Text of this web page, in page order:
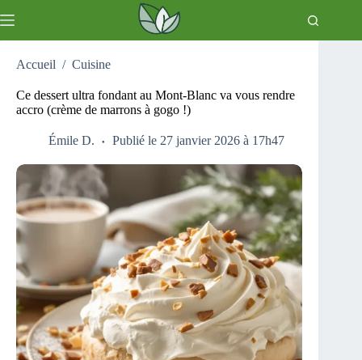
au
Accueil / Cuisine
Ce dessert ultra fondant au Mont-Blanc va vous rendre
accro (crème de marrons à gogo !)
Émile D. Publié le 27 janvier 2026 à 17h47